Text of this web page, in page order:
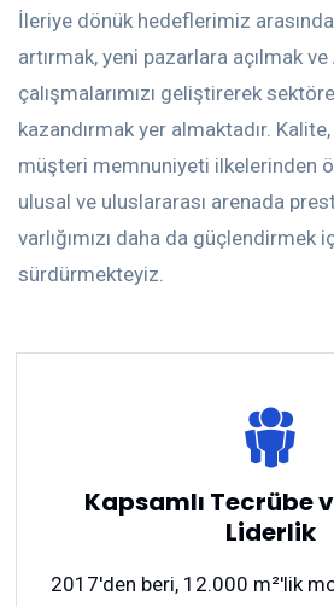
İleriye dönük hedeflerimiz
artırmak, yeni pazarlara açılmak
çalışmalarımızı geliştirerek
kazandırmak yer almaktadır.
müşteri memnuniyeti ilkelerinden
ulusal ve uluslararası arenada
varlığımızı daha da güçlendirmek
sürdürmekteyiz.
Kapsamlı Tecrübe
Liderlik
2017'den beri, 12.000 m²'lik